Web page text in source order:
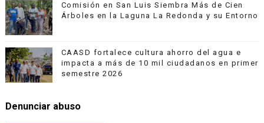
Comisión en San Luis Siembra Más de Cien
Árboles en la Laguna La Redonda y su Entorno
CAASD fortalece cultura ahorro del agua e
impacta a más de 10 mil ciudadanos en primer
semestre 2026
Denunciar abuso